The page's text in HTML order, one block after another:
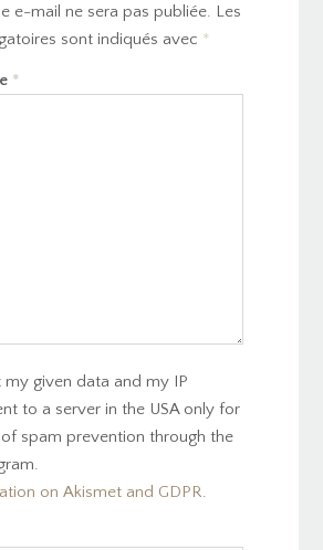
e-mail ne sera pas publiée. Les
sont indiqués avec *
*
my given data and my IP
to a server in the USA only for
spam prevention through the
on Akismet and GDPR.